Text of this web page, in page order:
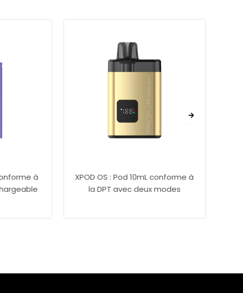
à
XPOD OS : Pod 10mL conforme à
la DPT avec deux modes